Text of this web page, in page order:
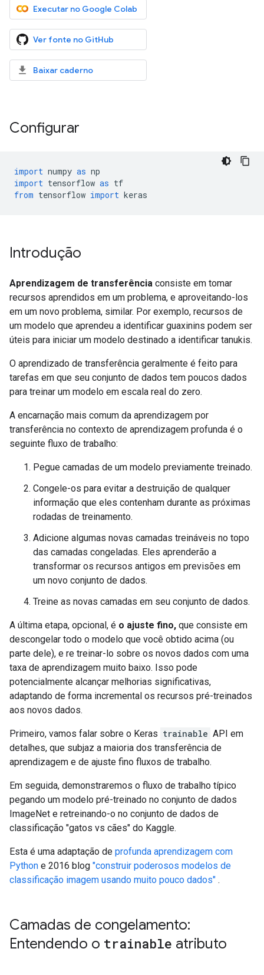
Executar no Google Colab
Ver fonte no GitHub
Baixar caderno
Configurar
import numpy as np
import tensorflow as tf
from tensorflow import keras
Introdução
Aprendizagem de transferência consiste em tomar
recursos aprendidos em um problema, e aproveitando-los
em um novo problema, similar. Por exemplo, recursos de
um modelo que aprendeu a identificar guaxinins podem ser
úteis para iniciar um modelo destinado a identificar tanukis.
O aprendizado de transferência geralmente é feito para
tarefas em que seu conjunto de dados tem poucos dados
para treinar um modelo em escala real do zero.
A encarnação mais comum da aprendizagem por
transferência no contexto de aprendizagem profunda é o
seguinte fluxo de trabalho:
Pegue camadas de um modelo previamente treinado.
Congele-os para evitar a destruição de qualquer
informação que eles contenham durante as próximas
rodadas de treinamento.
Adicione algumas novas camadas treináveis ​​no topo
das camadas congeladas. Eles aprenderão a
transformar os recursos antigos em previsões em
um novo conjunto de dados.
Treine as novas camadas em seu conjunto de dados.
A última etapa, opcional, é o ajuste fino, que consiste em
descongelar todo o modelo que você obtido acima (ou
parte dele), e re treinar-lo sobre os novos dados com uma
taxa de aprendizagem muito baixo. Isso pode
potencialmente alcançar melhorias significativas,
adaptando de forma incremental os recursos pré-treinados
aos novos dados.
Primeiro, vamos falar sobre o Keras trainable API em
detalhes, que subjaz a maioria dos transferência de
aprendizagem e de ajuste fino fluxos de trabalho.
Em seguida, demonstraremos o fluxo de trabalho típico
pegando um modelo pré-treinado no conjunto de dados
ImageNet e retreinando-o no conjunto de dados de
classificação "gatos vs cães" do Kaggle.
Esta é uma adaptação de profunda aprendizagem com
Python e 2016 blog "construir poderosos modelos de
classificação imagem usando muito pouco dados" .
Camadas de congelamento:
Entendendo o trainable atributo